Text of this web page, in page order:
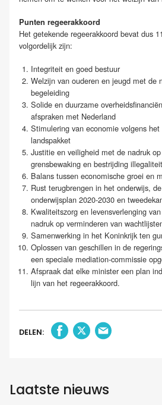
Punten regeerakkoord
Het getekende regeerakkoord bevat dus
volgordelijk zijn:
Integriteit en goed bestuur
Welzijn van ouderen en jeugd met de
begeleiding
Solide en duurzame
afspraken met Nederland
Stimulering van economie volgens
landspakket
Justitie en veiligheid met de nadruk
grensbewaking en bestrijding illegaliteit
Balans tussen economische groei en
Rust terugbrengen in het onderwijs,
onderwijsplan 2020-2030 en
Kwaliteitszorg en levensverlenging
nadruk op verminderen van
Samenwerking in het Koninkrijk ten
Oplossen van geschillen in de
een speciale mediation-commissie
Afspraak dat elke minister een plan
lijn van het regeerakkoord.
DELEN:
Laatste nieuws